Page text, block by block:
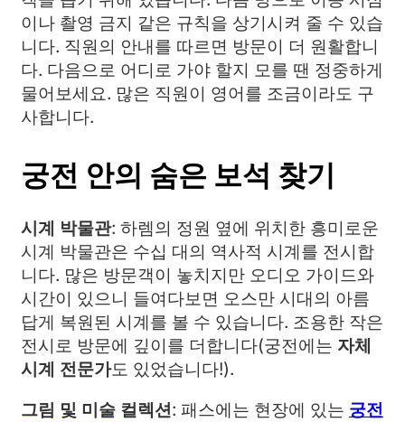
이나 촬영 금지 같은 규칙을 상기시켜 줄 수 있습
니다. 직원의 안내를 따르면 방문이 더 원활합니
다. 다음으로 어디로 가야 할지 모를 땐 정중하게
물어보세요. 많은 직원이 영어를 조금이라도 구
사합니다.
궁전 안의 숨은 보석 찾기
시계 박물관: 하렘의 정원 옆에 위치한 흥미로운
시계 박물관은 수십 대의 역사적 시계를 전시합
니다. 많은 방문객이 놓치지만 오디오 가이드와
시간이 있으니 들여다보면 오스만 시대의 아름
답게 복원된 시계를 볼 수 있습니다. 조용한 작은
전시로 방문에 깊이를 더합니다(궁전에는 자체
시계 전문가도 있었습니다!).
그림 및 미술 컬렉션: 패스에는 현장에 있는 궁전